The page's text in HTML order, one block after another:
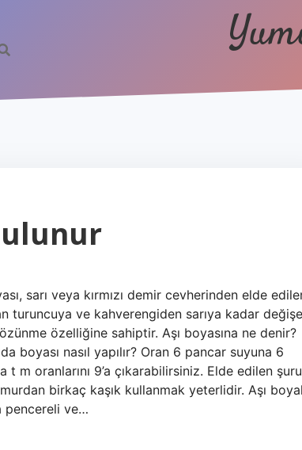
sarı veya kırmızı demir cevherinden elde
turuncuya ve kahverengiden sarıya kadar
özelliğine sahiptir. Aşı boyasına ne denir?
boyası nasıl yapılır? Oran 6 pancar suyuna 6
m oranlarını 9’a çıkarabilirsiniz. Elde edilen
birkaç kaşık kullanmak yeterlidir. Aşı
pencereli ve…